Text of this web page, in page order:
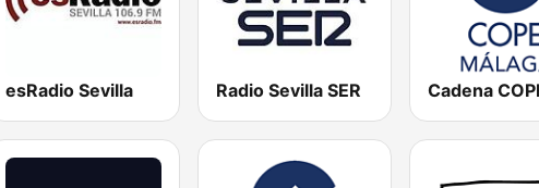
esRadio Sevilla Radio Sevilla SER